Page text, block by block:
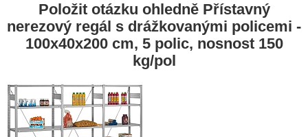
Položit otázku ohledně Přístavný
nerezový regál s drážkovanými policemi -
100x40x200 cm, 5 polic, nosnost 150
kg/pol